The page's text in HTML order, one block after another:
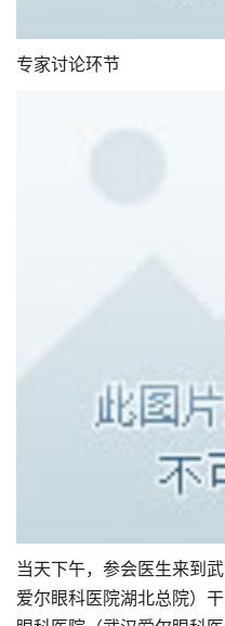
专家讨论环节
当天下午，参会医生来到
爱尔眼科医院湖北总院）